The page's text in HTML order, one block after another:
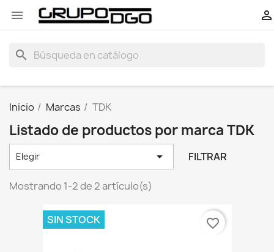
 
search
Inicio Marcas TDK
Listado de productos por marca TDK
Elegir  FILTRAR
Mostrando 1-2 de 2 artículo(s)
SIN STOCK favorite_border